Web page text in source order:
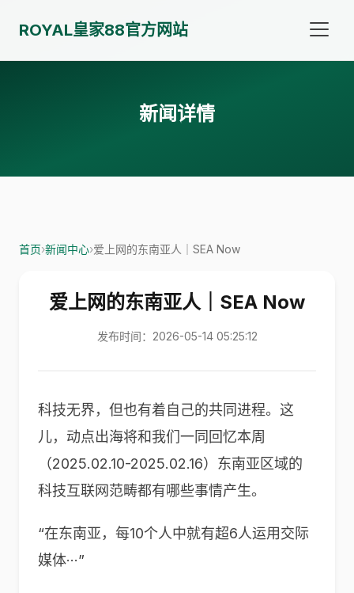
ROYAL皇家88官方网站
新闻详情
首页›新闻中心›爱上网的东南亚人｜SEA Now
爱上网的东南亚人｜SEA Now
发布时间：2026-05-14 05:25:12
科技无界，但也有着自己的共同进程。这
儿，动点出海将和我们一同回忆本周
（2025.02.10-2025.02.16）东南亚区域的
科技互联网范畴都有哪些事情产生。
“在东南亚，每10个人中就有超6人运用交际
媒体···”